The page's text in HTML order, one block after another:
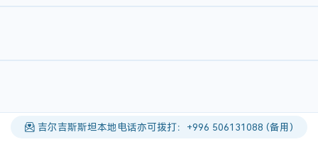
吉尔吉斯斯坦本地电话亦可拨打：+996 506131088 (备用)